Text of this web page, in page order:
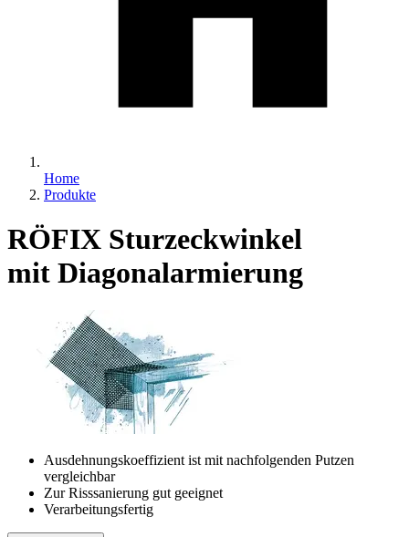
Home
Produkte
RÖFIX Sturzeckwinkel
mit Diagonalarmierung
Ausdehnungskoeffizient ist mit nachfolgenden Putzen
vergleichbar
Zur Risssanierung gut geeignet
Verarbeitungsfertig